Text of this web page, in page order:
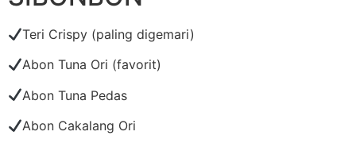
Teri Crispy (paling digemari)
Abon Tuna Ori (favorit)
Abon Tuna Pedas
Abon Cakalang Ori